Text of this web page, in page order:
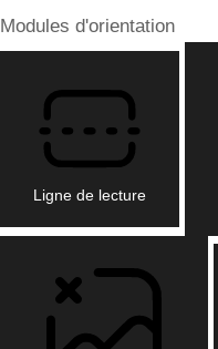
Modules d'orientation
Ligne de lecture